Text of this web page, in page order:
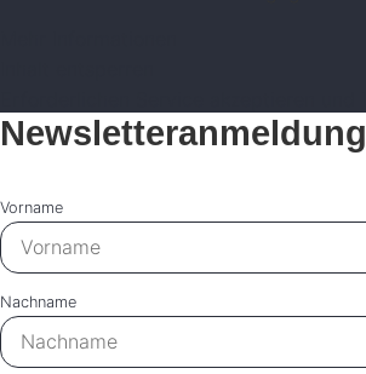
Newsletteranmeldung
Vorname
Nachname